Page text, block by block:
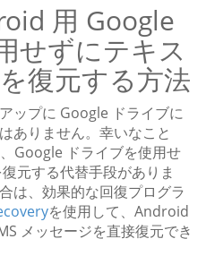
用 Google
せずにテキス
復元する方法
ップに Google ドライブに
ありません。幸いなこと
Google ドライブを使用せ
元する代替手段がありま
は、効果的な回復プログラ
を使用して、Android
メッセージを直接復元でき